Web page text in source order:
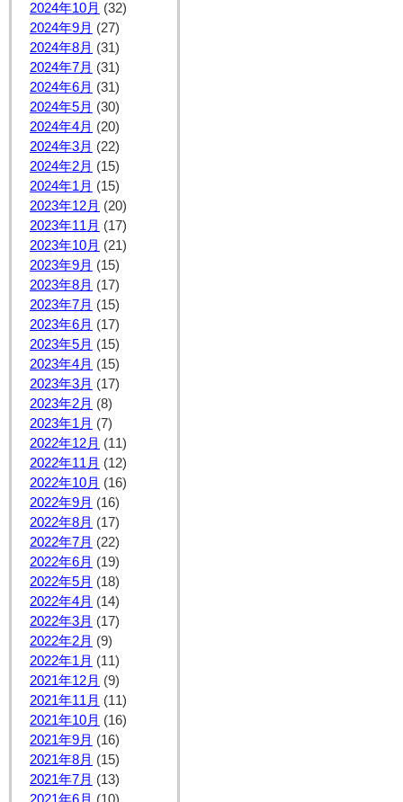
2024年10月 (32)
2024年9月 (27)
2024年8月 (31)
2024年7月 (31)
2024年6月 (31)
2024年5月 (30)
2024年4月 (20)
2024年3月 (22)
2024年2月 (15)
2024年1月 (15)
2023年12月 (20)
2023年11月 (17)
2023年10月 (21)
2023年9月 (15)
2023年8月 (17)
2023年7月 (15)
2023年6月 (17)
2023年5月 (15)
2023年4月 (15)
2023年3月 (17)
2023年2月 (8)
2023年1月 (7)
2022年12月 (11)
2022年11月 (12)
2022年10月 (16)
2022年9月 (16)
2022年8月 (17)
2022年7月 (22)
2022年6月 (19)
2022年5月 (18)
2022年4月 (14)
2022年3月 (17)
2022年2月 (9)
2022年1月 (11)
2021年12月 (9)
2021年11月 (11)
2021年10月 (16)
2021年9月 (16)
2021年8月 (15)
2021年7月 (13)